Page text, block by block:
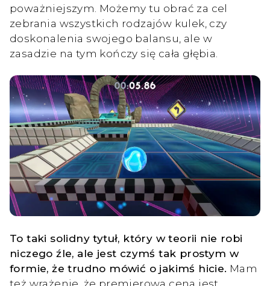
poważniejszym. Możemy tu obrać za cel
zebrania wszystkich rodzajów kulek, czy
doskonalenia swojego balansu, ale w
zasadzie na tym kończy się cała głębia.
To taki solidny tytuł, który w teorii nie robi
niczego źle, ale jest czymś tak prostym w
formie, że trudno mówić o jakimś hicie. Mam
też wrażenie, że premierowa cena jest